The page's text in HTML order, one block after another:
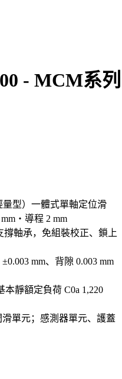
- MCM系列
量型）一體式單軸定位滑
・導程 2 mm
軸承，免組裝校正、鎖上
mm、背隙 0.003 mm
本靜額定負荷 C0a 1,220
單元；感測器單元、護蓋